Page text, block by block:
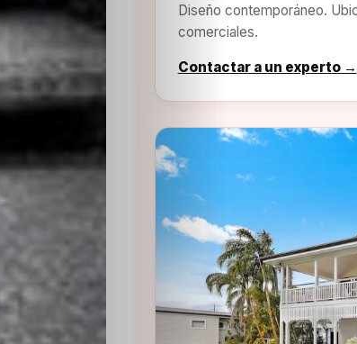
Diseño contemporáneo.
comerciales.
Contactar a un experto →